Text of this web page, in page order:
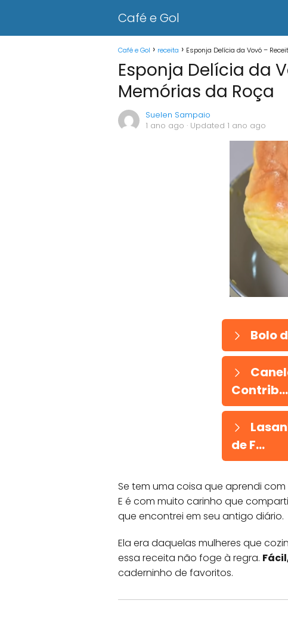
Café e Gol
Café e Gol receita Esponja Delícia da Vovó –
Esponja Delícia da
Memórias da Roça
Suelen Sampaio
1 ano ago · Updated 1 ano ago
Bolo
Contrib...
de F...
Se tem uma coisa que aprendi
E é com muito carinho que
que encontrei em seu antigo diário.
Ela era daquelas mulheres que
essa receita não foge à regra.
caderninho de favoritos.